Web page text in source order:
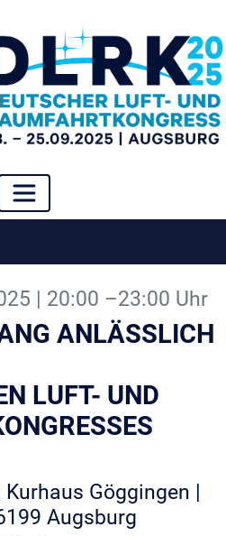
| 20:00 –23:00 Uhr
ANLÄSSLICH
LUFT- UND
Göggingen |
Augsburg